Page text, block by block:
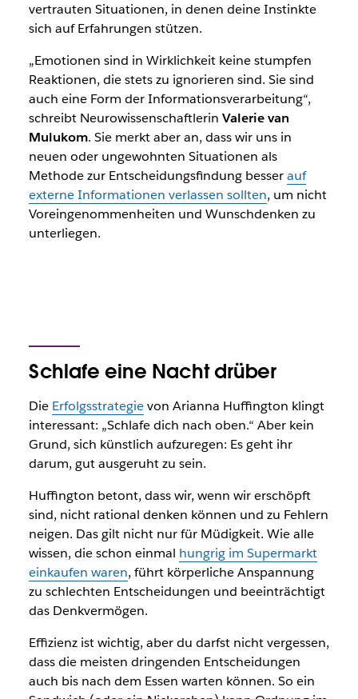
vertrauten Situationen, in denen deine Instinkte
sich auf Erfahrungen stützen.
„Emotionen sind in Wirklichkeit keine stumpfen
Reaktionen, die stets zu ignorieren sind. Sie sind
auch eine Form der Informationsverarbeitung“,
schreibt Neurowissenschaftlerin Valerie van
Mulukom. Sie merkt aber an, dass wir uns in
neuen oder ungewohnten Situationen als
Methode zur Entscheidungsfindung besserauf
externe Informationen verlassen sollten, um nicht
Voreingenommenheiten und Wunschdenken zu
unterliegen.
Schlafe eine Nacht drüber
Die Erfolgsstrategievon Arianna Huffington klingt
interessant: „Schlafe dich nach oben.“ Aber kein
Grund, sich künstlich aufzuregen: Es geht ihr
darum, gut ausgeruht zu sein.
Huffington betont, dass wir, wenn wir erschöpft
sind, nicht rational denken können und zu Fehlern
neigen. Das gilt nicht nur für Müdigkeit. Wie alle
wissen, die schon einmal hungrig im Supermarkt
einkaufen waren, führt körperliche Anspannung
zu schlechten Entscheidungen und beeinträchtigt
das Denkvermögen.
Effizienz ist wichtig, aber du darfst nicht vergessen,
dass die meisten dringenden Entscheidungen
auch bis nach dem Essen warten können. So ein